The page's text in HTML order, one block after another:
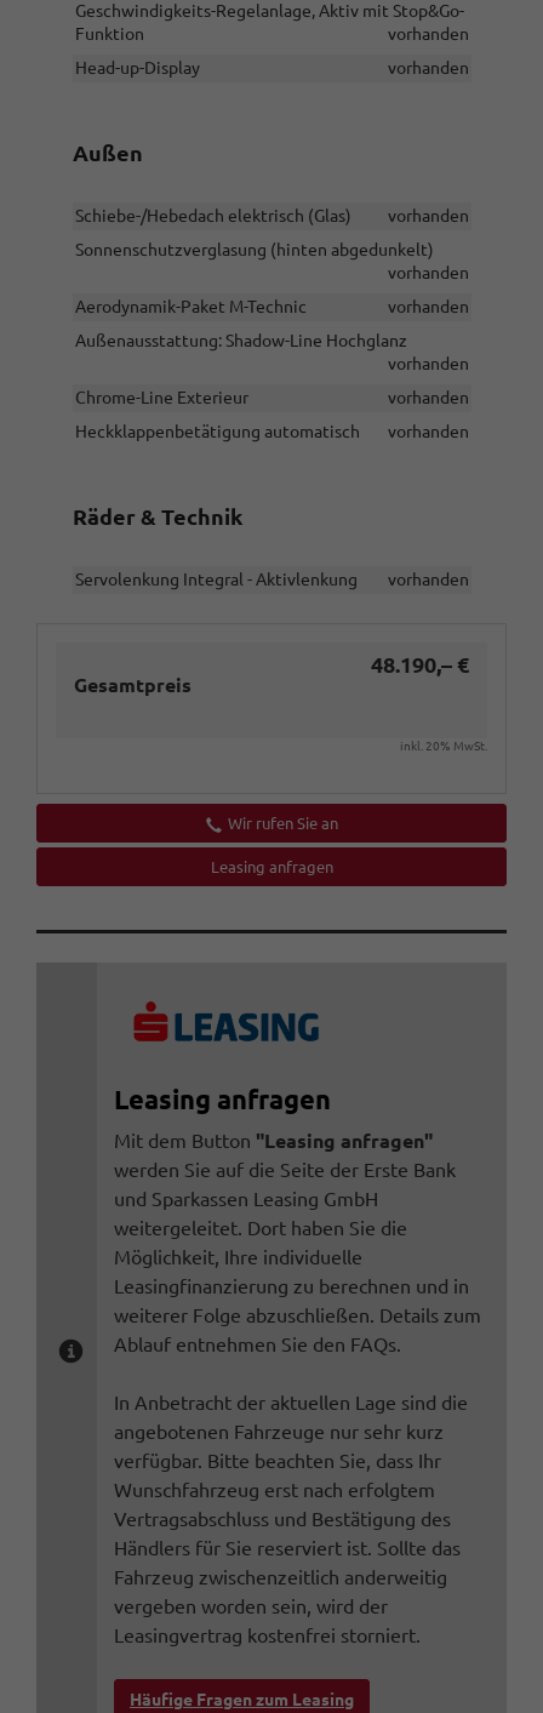
Geschwindigkeits-Regelanlage, Aktiv mit Stop&Go-
Funktion
vorhanden
Head-up-Display
vorhanden
Außen
Schiebe-/Hebedach elektrisch (Glas)
vorhanden
Sonnenschutzverglasung (hinten abgedunkelt)
vorhanden
Aerodynamik-Paket M-Technic
vorhanden
Außenausstattung: Shadow-Line Hochglanz
vorhanden
Chrome-Line Exterieur
vorhanden
Heckklappenbetätigung automatisch
vorhanden
Räder & Technik
Servolenkung Integral - Aktivlenkung vorhanden
Gesamtpreis
48.190,– €
inkl. 20% MwSt.
Wir rufen Sie an
Leasing anfragen
Leasing anfragen
Mit dem Button "Leasing anfragen"
werden Sie auf die Seite der Erste Bank
und Sparkassen Leasing GmbH
weitergeleitet. Dort haben Sie die
Möglichkeit, Ihre individuelle
Leasingfinanzierung zu berechnen und in
weiterer Folge abzuschließen. Details zum
Ablauf entnehmen Sie den FAQs.
In Anbetracht der aktuellen Lage sind die
angebotenen Fahrzeuge nur sehr kurz
verfügbar. Bitte beachten Sie, dass Ihr
Wunschfahrzeug erst nach erfolgtem
Vertragsabschluss und Bestätigung des
Händlers für Sie reserviert ist. Sollte das
Fahrzeug zwischenzeitlich anderweitig
vergeben worden sein, wird der
Leasingvertrag kostenfrei storniert.
Häufige Fragen zum Leasing